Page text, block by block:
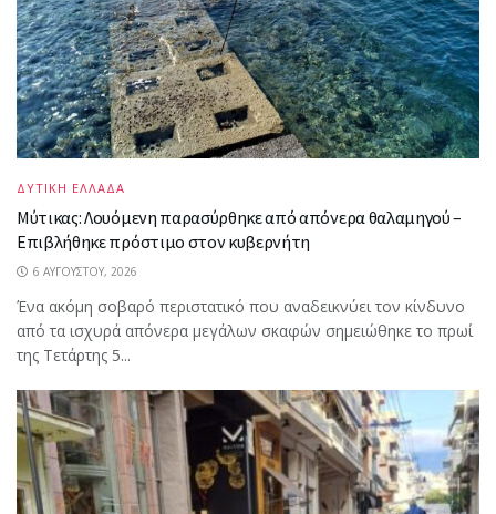
ΔΥΤΙΚΗ ΕΛΛΑΔΑ
Μύτικας: Λουόμενη παρασύρθηκε από απόνερα θαλαμηγού –
Επιβλήθηκε πρόστιμο στον κυβερνήτη
6 ΑΥΓΟΎΣΤΟΥ, 2026
Ένα ακόμη σοβαρό περιστατικό που αναδεικνύει τον κίνδυνο
από τα ισχυρά απόνερα μεγάλων σκαφών σημειώθηκε το πρωί
της Τετάρτης 5...